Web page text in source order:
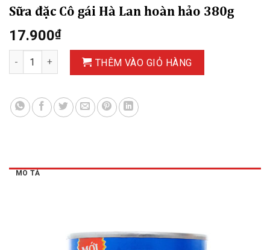
Sữa đặc Cô gái Hà Lan hoàn hảo 380g
17.900₫
Sữa đặc Cô gái Hà Lan hoàn hảo 380g số lượng
THÊM VÀO GIỎ HÀNG
MÔ TẢ